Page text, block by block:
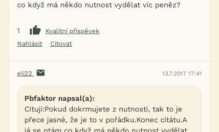
co když má někdo nutnost vydělat víc peněz?
1
Kvalitní příspěvek
Nahlásit
Citovat
eli22 13.7.2017 17:41
Pbfaktor napsal(a):
Cituji:Pokud dokrmujete z nutnosti, tak to je
přece jasné, že je to v pořádku.Konec citátu.A